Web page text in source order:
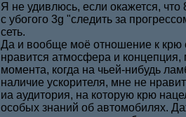
Я не удивлюсь, если окажется,
с убогого 3g "следить за
сеть.
Да и вообще моё отношение к крю
нравится атмосфера и
момента, когда на чьей-нибудь
наличие ускорителя, мне не
иа аудитория, на которую крю
особых знаний об автомобилях.